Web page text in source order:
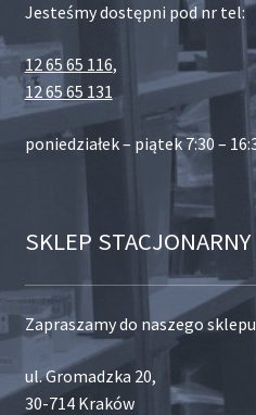
Jesteśmy dostępni pod nr tel:
12 65 65 116,
12 65 65 131
poniedziałek – piątek 7:30 –
SKLEP STACJONARNY
Zapraszamy do naszego
ul. Gromadzka 20,
30-714 Kraków